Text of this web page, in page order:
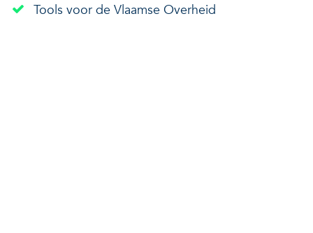
Tools voor de Vlaamse Overheid